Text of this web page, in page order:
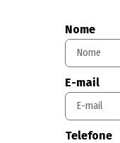
Nome
E-mail
Telefone